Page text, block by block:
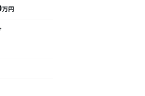
万円